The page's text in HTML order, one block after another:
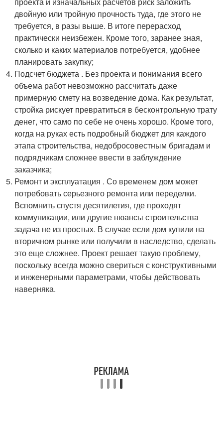
двойную или тройную прочность туда, где этого не
требуется, в разы выше. В итоге перерасход
практически неизбежен. Кроме того, заранее зная,
сколько и каких материалов потребуется, удобнее
планировать закупку;
Подсчет бюджета . Без проекта и понимания всего
объема работ невозможно рассчитать даже
примерную смету на возведение дома. Как результат,
стройка рискует превратиться в бесконтрольную трату
денег, что само по себе не очень хорошо. Кроме того,
когда на руках есть подробный бюджет для каждого
этапа строительства, недобросовестным бригадам и
подрядчикам сложнее ввести в заблуждение
заказчика;
Ремонт и эксплуатация . Со временем дом может
потребовать серьезного ремонта или переделки.
Вспомнить спустя десятилетия, где проходят
коммуникации, или другие нюансы строительства
задача не из простых. В случае если дом купили на
вторичном рынке или получили в наследство, сделать
это еще сложнее. Проект решает такую проблему,
поскольку всегда можно свериться с конструктивными
и инженерными параметрами, чтобы действовать
наверняка.